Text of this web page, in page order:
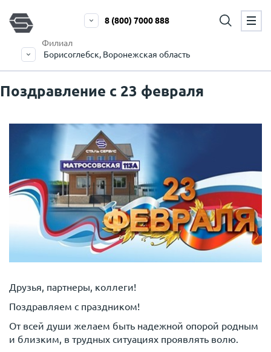
Филиал
Борисоглебск, Воронежская область
8 (800) 7000 888
Поздравление с 23 февраля
Друзья, партнеры, коллеги!
Поздравляем с праздником!
От всей души желаем быть надежной опорой родным
и близким, в трудных ситуациях проявлять волю.